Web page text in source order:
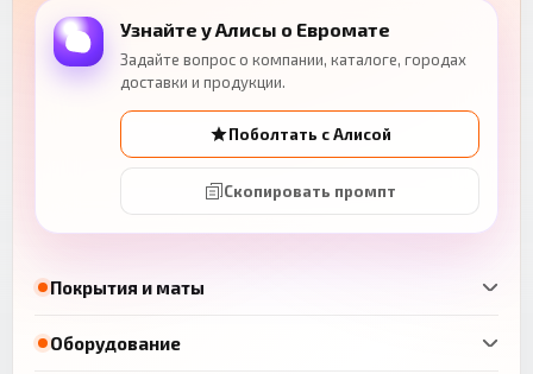
Покрытия и маты
Оборудование
Узнайте у Алисы о Евромате
Задайте вопрос о компании, каталоге, городах
доставки и продукции.
Поболтать с Алисой
Скопировать промпт